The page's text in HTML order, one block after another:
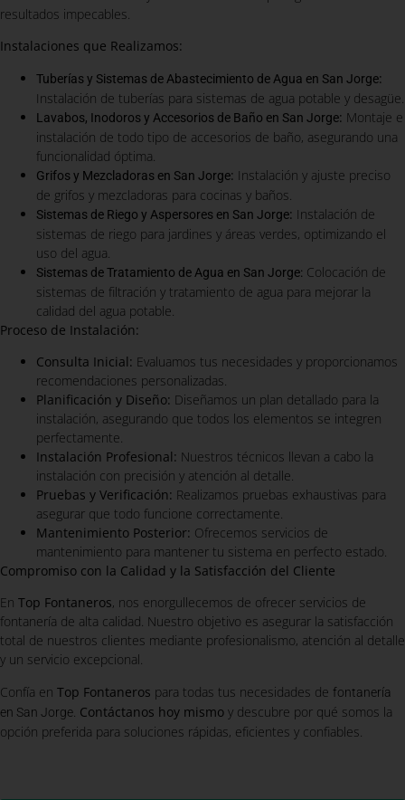
resultados impecables.
Instalaciones que Realizamos:
Tuberías y Sistemas de Abastecimiento de Agua en San Jorge:
Instalación de tuberías para sistemas de agua potable y desagüe.
Lavabos, Inodoros y Accesorios de Baño en San Jorge: Montaje e
instalación de todo tipo de accesorios de baño, asegurando una
funcionalidad óptima.
Grifos y Mezcladoras en San Jorge: Instalación y ajuste preciso
de grifos y mezcladoras para cocinas y baños.
Sistemas de Riego y Aspersores en San Jorge: Instalación de
sistemas de riego para jardines y áreas verdes, optimizando el
uso del agua.
Sistemas de Tratamiento de Agua en San Jorge: Colocación de
sistemas de filtración y tratamiento de agua para mejorar la
calidad del agua potable.
Proceso de Instalación:
Consulta Inicial: Evaluamos tus necesidades y proporcionamos
recomendaciones personalizadas.
Planificación y Diseño: Diseñamos un plan detallado para la
instalación, asegurando que todos los elementos se integren
perfectamente.
Instalación Profesional: Nuestros técnicos llevan a cabo la
instalación con precisión y atención al detalle.
Pruebas y Verificación: Realizamos pruebas exhaustivas para
asegurar que todo funcione correctamente.
Mantenimiento Posterior: Ofrecemos servicios de
mantenimiento para mantener tu sistema en perfecto estado.
Compromiso con la Calidad y la Satisfacción del Cliente
En Top Fontaneros, nos enorgullecemos de ofrecer servicios de
fontanería de alta calidad. Nuestro objetivo es asegurar la satisfacción
total de nuestros clientes mediante profesionalismo, atención al detalle
y un servicio excepcional.
Confía en Top Fontaneros para todas tus necesidades de fontanería
en San Jorge. Contáctanos hoy mismo y descubre por qué somos la
opción preferida para soluciones rápidas, eficientes y confiables.